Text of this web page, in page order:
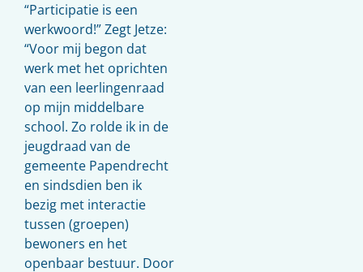
“Participatie is een
werkwoord!” Zegt Jetze:
“Voor mij begon dat
werk met het oprichten
van een leerlingenraad
op mijn middelbare
school. Zo rolde ik in de
jeugdraad van de
gemeente Papendrecht
en sindsdien ben ik
bezig met interactie
tussen (groepen)
bewoners en het
openbaar bestuur. Door